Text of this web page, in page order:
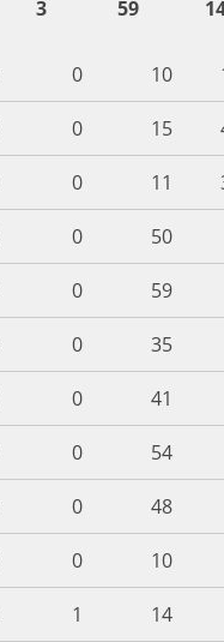
3 59
0 10
0 15
0 11
0
50
0
59
0
35
0
41
0
54
0
48
0
10
1
14